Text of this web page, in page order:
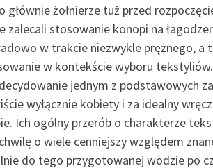
głównie żołnierze tuż przed
zalecali stosowanie konopi na
w trakcie niezwykle prężnego, a
w kontekście wyboru
jednym z podstawowych
wyłącznie kobiety i za idealny
Ich ogólny przerób o charakterze
o wiele cenniejszy względem
do tego przygotowanej wodzie po